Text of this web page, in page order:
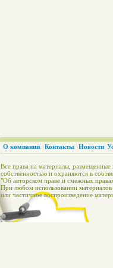
О компании Контакты Новости
Все права на материалы, размещенные
собственностью и охраняются в
"Об авторском праве и смежных
При любом использовании
или частичное воспроизведение